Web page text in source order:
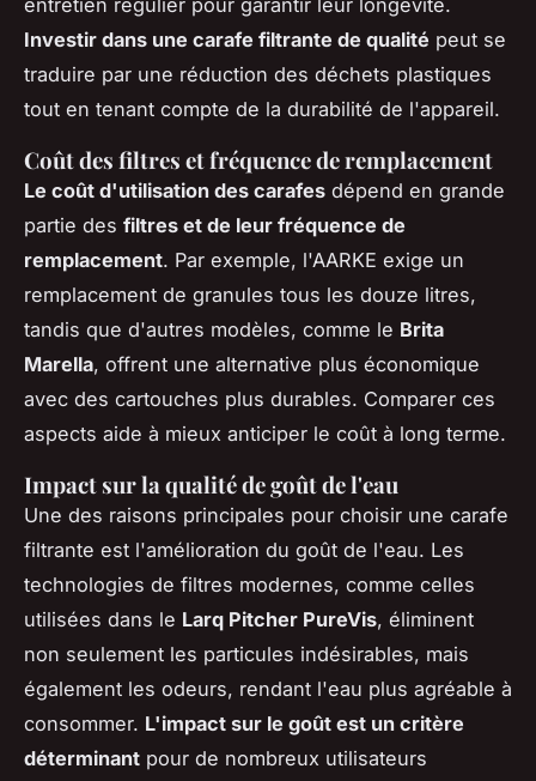
entretien régulier pour garantir leur longévité.
Investir dans une carafe filtrante de qualité peut se
traduire par une réduction des déchets plastiques
tout en tenant compte de la durabilité de l'appareil.
Coût des filtres et fréquence de remplacement
Le coût d'utilisation des carafes dépend en grande
partie des filtres et de leur fréquence de
remplacement. Par exemple, l'AARKE exige un
remplacement de granules tous les douze litres,
tandis que d'autres modèles, comme le Brita
Marella, offrent une alternative plus économique
avec des cartouches plus durables. Comparer ces
aspects aide à mieux anticiper le coût à long terme.
Impact sur la qualité de goût de l'eau
Une des raisons principales pour choisir une carafe
filtrante est l'amélioration du goût de l'eau. Les
technologies de filtres modernes, comme celles
utilisées dans le Larq Pitcher PureVis, éliminent
non seulement les particules indésirables, mais
également les odeurs, rendant l'eau plus agréable à
consommer. L'impact sur le goût est un critère
déterminant pour de nombreux utilisateurs